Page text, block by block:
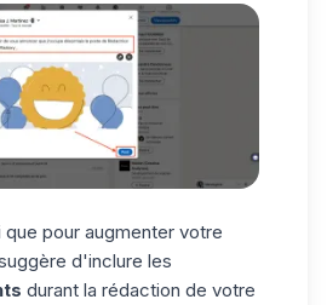
que pour augmenter votre
d'inclure les
durant la rédaction de votre